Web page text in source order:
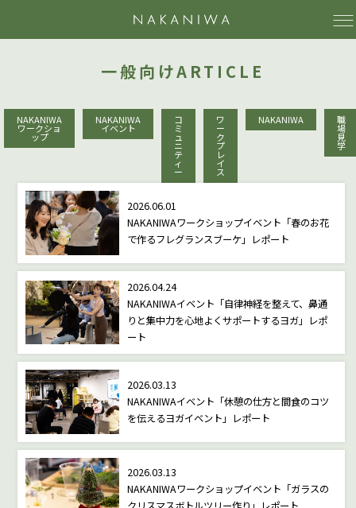
一般向けARTICLE
NAKANIWA
ワークショ
ップ
NAKANIWA
イベント
コ
ミ
ュ
ニ
テ
ィ
ー
ワ
ー
ク
プ
レ
イ
ス
NAKANIWA 職
場
見
学
2026.06.01
NAKANIWAワークショップイベント「春のお花
で作るフレグランスブーケ」レポート
2026.04.24
NAKANIWAイベント「自律神経を整えて、鼻通
りと集中力を心地よくサポートするヨガ」レポ
ート
2026.03.13
NAKANIWAイベント「休憩の仕方と間食のコツ
を伝えるヨガイベント」レポート
2026.03.13
NAKANIWAワークショップイベント「ガラスの